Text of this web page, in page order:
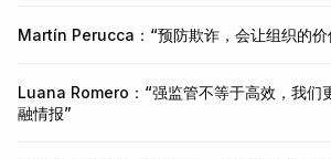
Martín Perucca：“预防欺诈，会让组织的价
Luana Romero：“强监管不等于高效，我们
融情报”